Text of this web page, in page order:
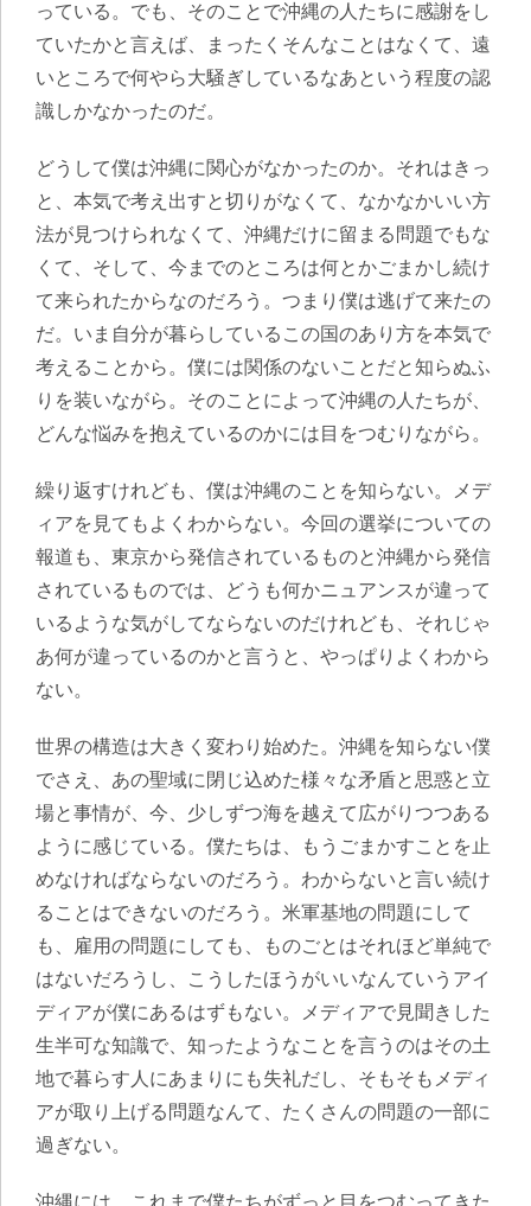
っている。でも、そのことで沖縄の人たちに感謝をし
ていたかと言えば、まったくそんなことはなくて、遠
いところで何やら大騒ぎしているなあという程度の認
識しかなかったのだ。
どうして僕は沖縄に関心がなかったのか。それはきっ
と、本気で考え出すと切りがなくて、なかなかいい方
法が見つけられなくて、沖縄だけに留まる問題でもな
くて、そして、今までのところは何とかごまかし続け
て来られたからなのだろう。 つまり僕は逃げて来たの
だ。いま自分が暮らしているこの国のあり方を本気で
考えることから。僕には関係のないことだと知らぬふ
りを装いながら。そのことによって沖縄の人たちが、
どんな悩みを抱えているのかには目をつむりながら 。
繰り返すけれども、僕は沖縄のことを知らない。メデ
ィアを見てもよくわからない。今回の選挙についての
報道も、東京から発信されているものと沖縄から発信
されているものでは、どうも何かニュアンスが違って
いるような気がしてならないのだけれども、それじゃ
あ何が違っているのかと言うと、やっぱりよくわから
ない。
世界の構造は大きく変わり始めた。沖縄を知らない僕
でさえ、あの聖域に閉じ込めた様々な矛盾と思惑と立
場と事情が、今、少しずつ海を越えて広がりつつある
ように感じている 。僕たちは、もうごまかすことを止
めなければならないのだろう。わからないと言い続け
ることはできないのだろう。米軍基地の問題にして
も、雇用の問題にしても、ものごとはそれほど単純で
はないだろうし、こうしたほうがいいなんていうアイ
ディアが僕にあるはずもない。メディアで見聞きした
生半可な知識で、知ったようなことを言うのはその土
地で暮らす人にあまりにも失礼だし、そもそもメディ
アが取り上げる問題なんて、たくさんの問題の一部に
過ぎない。
沖縄には、これまで僕たちがずっと目をつむってきた